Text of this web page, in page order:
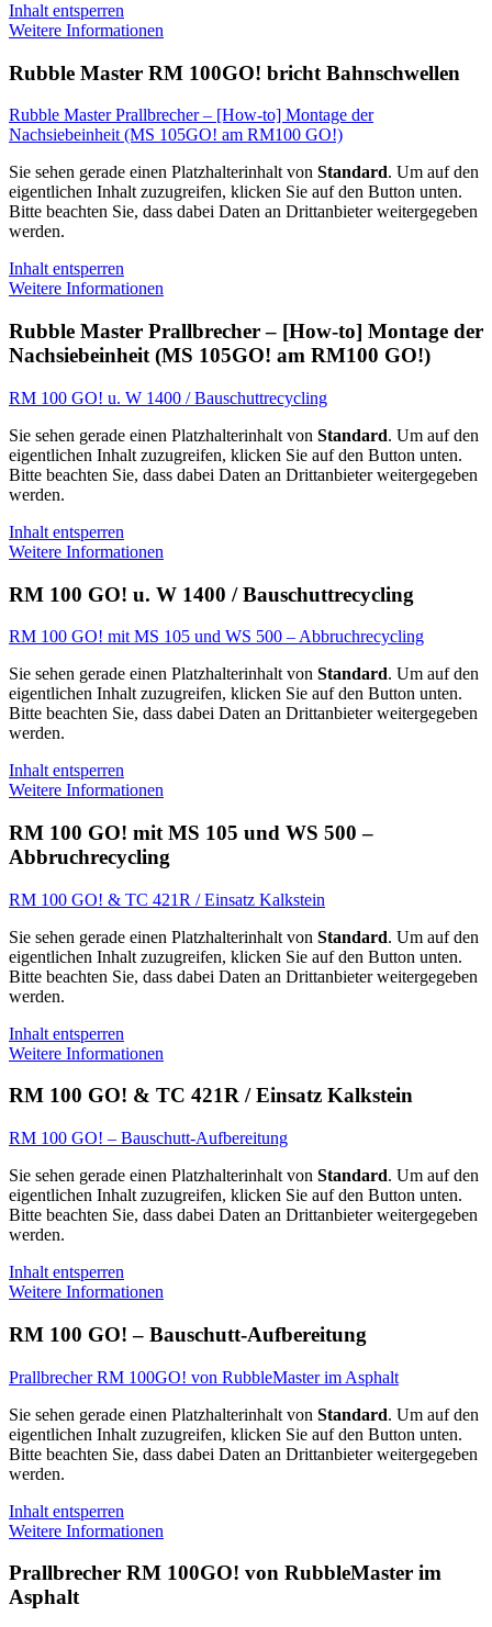
Inhalt entsperren
Weitere Informationen
Rubble Master RM 100GO! bricht Bahnschwellen
Rubble Master Prallbrecher – [How-to] Montage der
Nachsiebeinheit (MS 105GO! am RM100 GO!)
Sie sehen gerade einen Platzhalterinhalt von Standard. Um auf den
eigentlichen Inhalt zuzugreifen, klicken Sie auf den Button unten.
Bitte beachten Sie, dass dabei Daten an Drittanbieter weitergegeben
werden.
Inhalt entsperren
Weitere Informationen
Rubble Master Prallbrecher – [How-to] Montage der
Nachsiebeinheit (MS 105GO! am RM100 GO!)
RM 100 GO! u. W 1400 / Bauschuttrecycling
Sie sehen gerade einen Platzhalterinhalt von Standard. Um auf den
eigentlichen Inhalt zuzugreifen, klicken Sie auf den Button unten.
Bitte beachten Sie, dass dabei Daten an Drittanbieter weitergegeben
werden.
Inhalt entsperren
Weitere Informationen
RM 100 GO! u. W 1400 / Bauschuttrecycling
RM 100 GO! mit MS 105 und WS 500 – Abbruchrecycling
Sie sehen gerade einen Platzhalterinhalt von Standard. Um auf den
eigentlichen Inhalt zuzugreifen, klicken Sie auf den Button unten.
Bitte beachten Sie, dass dabei Daten an Drittanbieter weitergegeben
werden.
Inhalt entsperren
Weitere Informationen
RM 100 GO! mit MS 105 und WS 500 –
Abbruchrecycling
RM 100 GO! & TC 421R / Einsatz Kalkstein
Sie sehen gerade einen Platzhalterinhalt von Standard. Um auf den
eigentlichen Inhalt zuzugreifen, klicken Sie auf den Button unten.
Bitte beachten Sie, dass dabei Daten an Drittanbieter weitergegeben
werden.
Inhalt entsperren
Weitere Informationen
RM 100 GO! & TC 421R / Einsatz Kalkstein
RM 100 GO! – Bauschutt-Aufbereitung
Sie sehen gerade einen Platzhalterinhalt von Standard. Um auf den
eigentlichen Inhalt zuzugreifen, klicken Sie auf den Button unten.
Bitte beachten Sie, dass dabei Daten an Drittanbieter weitergegeben
werden.
Inhalt entsperren
Weitere Informationen
RM 100 GO! – Bauschutt-Aufbereitung
Prallbrecher RM 100GO! von RubbleMaster im Asphalt
Sie sehen gerade einen Platzhalterinhalt von Standard. Um auf den
eigentlichen Inhalt zuzugreifen, klicken Sie auf den Button unten.
Bitte beachten Sie, dass dabei Daten an Drittanbieter weitergegeben
werden.
Inhalt entsperren
Weitere Informationen
Prallbrecher RM 100GO! von RubbleMaster im
Asphalt